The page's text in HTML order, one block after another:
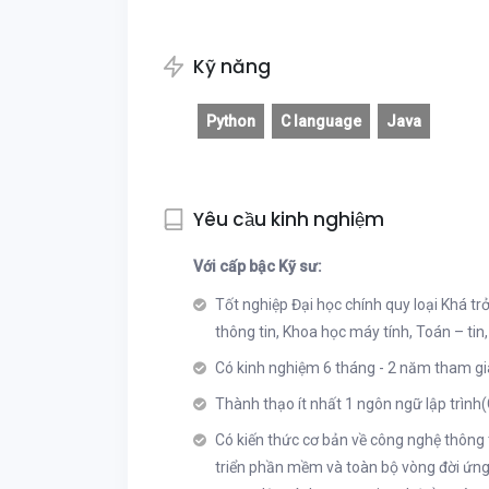
Kỹ năng
Python C language Java
Yêu cầu kinh nghiệm
Với cấp bậc Kỹ sư:
Tốt nghiệp Đại học chính quy loại Khá
thông tin, Khoa học máy tính, Toán –
Có kinh nghiệm 6 tháng - 2 năm tham
Thành thạo ít nhất 1 ngôn ngữ lập
Có kiến thức cơ bản về công nghệ
triển phần mềm và toàn bộ vòng đời